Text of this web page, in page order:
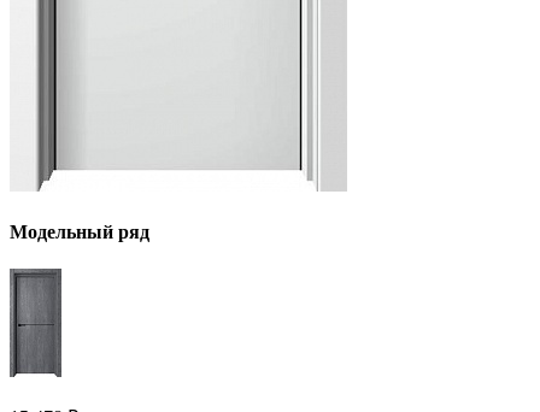
Модельный ряд